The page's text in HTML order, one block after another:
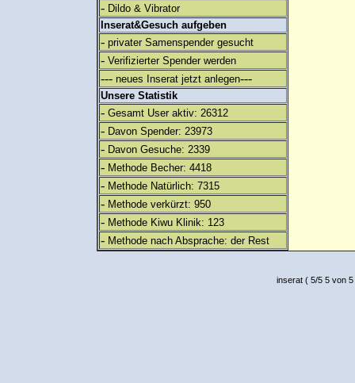
- Dildo & Vibrator
Inserat&Gesuch aufgeben
- privater Samenspender gesucht
- Verifizierter Spender werden
--- neues Inserat jetzt anlegen---
Unsere Statistik
- Gesamt User aktiv: 26312
- Davon Spender: 23973
- Davon Gesuche: 2339
- Methode Becher: 4418
- Methode Natürlich: 7315
- Methode verkürzt: 950
- Methode Kiwu Klinik: 123
- Methode nach Absprache: der Rest
inserat( 5/5 5 von 5